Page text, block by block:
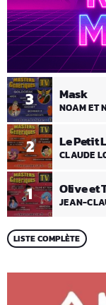
1 Olive et
JEAN-
2 Le Petit
CLAUDE
3 Mask
NOAM ET
LISTE COMPLÈTE